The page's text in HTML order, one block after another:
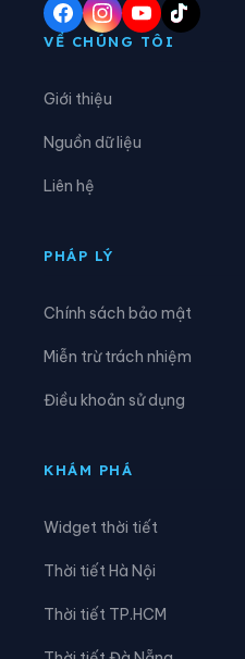
Phường Yên Dũng
Xã Đại Đồng
Xã Hiệp Hòa
VỀ CHÚNG TÔI
Giới thiệu
Nguồn dữ liệu
Liên hệ
PHÁP LÝ
Chính sách bảo mật
Miễn trừ trách nhiệm
Điều khoản sử dụng
KHÁM PHÁ
Widget thời tiết
Thời tiết Hà Nội
Thời tiết TP.HCM